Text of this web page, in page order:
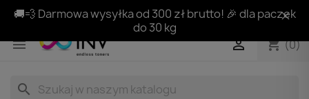
🚚💨 Darmowa wysyłka od 300 zł brutto! 🎉 dla paczek
do 30 kg
 shopping_cart(0)

search